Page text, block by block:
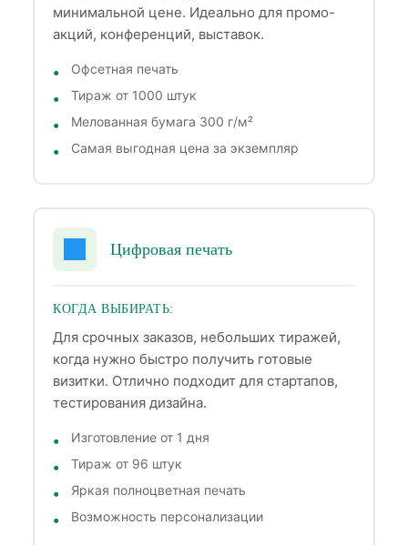
минимальной цене. Идеально для промо-
акций, конференций, выставок.
Офсетная печать
Тираж от 1000 штук
Мелованная бумага 300 г/м²
Самая выгодная цена за экземпляр
Цифровая печать
КОГДА ВЫБИРАТЬ:
Для срочных заказов, небольших тиражей,
когда нужно быстро получить готовые
визитки. Отлично подходит для стартапов,
тестирования дизайна.
Изготовление от 1 дня
Тираж от 96 штук
Яркая полноцветная печать
Возможность персонализации